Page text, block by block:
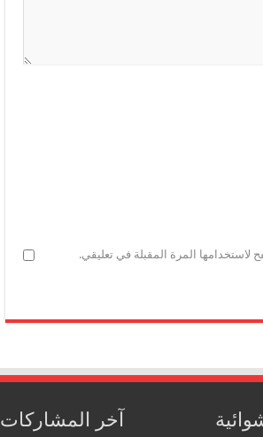
لاستخدامها المرة المقبلة في تعليقي.
آخر المشاركات